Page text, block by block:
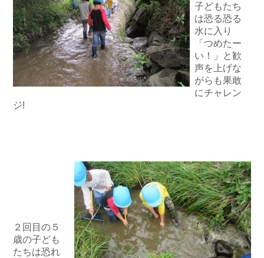
子どもたち
は恐る恐る
水に入り
「つめたー
い！」と歓
声を上げな
がらも果敢
にチャレン
ジ!
２回目の５
歳の子ども
たちは恐れ